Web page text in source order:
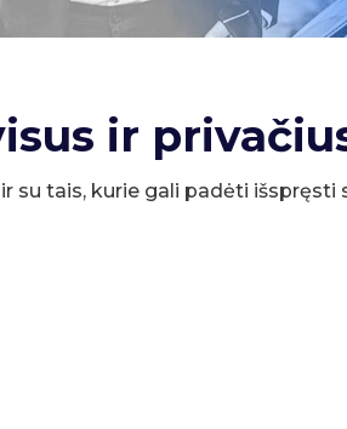
ir
su tais, kurie gali padėti